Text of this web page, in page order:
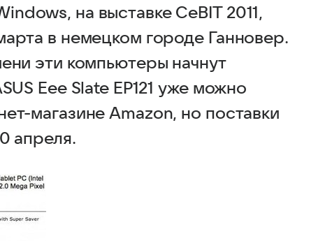
на выставке CeBIT 2011,
в немецком городе Ганновер.
эти компьютеры начнут
Eee Slate EP121 уже можно
магазине Amazon, но поставки
апреля.